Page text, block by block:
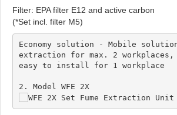
Filter: EPA filter E12 and active carbon
(*Set incl. filter M5)
Economy solution - Mobile
extraction for max. 2 workplaces,
easy to install for 1 workplace
2. Model WFE 2X